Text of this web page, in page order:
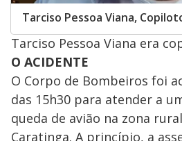
Tarciso Pessoa Viana,
Tarciso Pessoa Viana era
O ACIDENTE
O Corpo de Bombeiros foi
das 15h30 para atender a
queda de avião na zona
Caratinga. A princípio, a